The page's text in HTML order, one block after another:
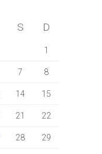
S D
1
7 8
14 15
21 22
28 29